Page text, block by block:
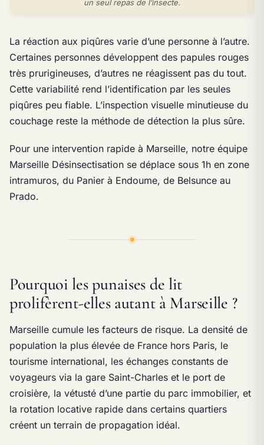
un seul repas de l’insecte.
La réaction aux piqûres varie d’une personne à l’autre.
Certaines personnes développent des papules rouges
très prurigineuses, d’autres ne réagissent pas du tout.
Cette variabilité rend l’identification par les seules
piqûres peu fiable. L’inspection visuelle minutieuse du
couchage reste la méthode de détection la plus sûre.
Pour une intervention rapide à Marseille, notre équipe
Marseille Désinsectisation se déplace sous 1h en zone
intramuros, du Panier à Endoume, de Belsunce au
Prado.
Pourquoi les punaises de lit
prolifèrent-elles autant à Marseille ?
Marseille cumule les facteurs de risque. La densité de
population la plus élevée de France hors Paris, le
tourisme international, les échanges constants de
voyageurs via la gare Saint-Charles et le port de
croisière, la vétusté d’une partie du parc immobilier, et
la rotation locative rapide dans certains quartiers
créent un terrain de propagation idéal.